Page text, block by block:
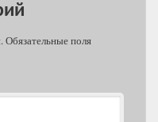
Обязательные поля